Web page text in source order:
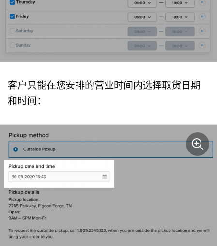
客户只能在您安排的营业时间内选择取货日期
和时间：